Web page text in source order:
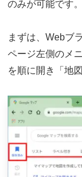
のみが可能です。
まずは、Webブ
ページ左側のメ
を順に開き「地